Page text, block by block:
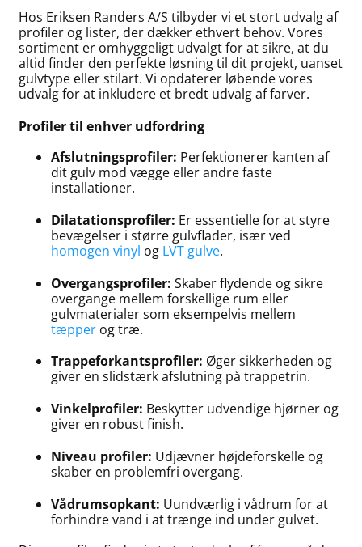
Hos Eriksen Randers A/S tilbyder vi et stort udvalg af
profiler og lister, der dækker ethvert behov. Vores
sortiment er omhyggeligt udvalgt for at sikre, at du
altid finder den perfekte løsning til dit projekt, uanset
gulvtype eller stilart. Vi opdaterer løbende vores
udvalg for at inkludere et bredt udvalg af farver.
Profiler til enhver udfordring
Afslutningsprofiler: Perfektionerer kanten af
dit gulv mod vægge eller andre faste
installationer.
Dilatationsprofiler: Er essentielle for at styre
bevægelser i større gulvflader, især ved
homogen vinyl og LVT gulve.
Overgangsprofiler: Skaber flydende og sikre
overgange mellem forskellige rum eller
gulvmaterialer som eksempelvis mellem
tæpper og træ.
Trappeforkantsprofiler: Øger sikkerheden og
giver en slidstærk afslutning på trappetrin.
Vinkelprofiler: Beskytter udvendige hjørner og
giver en robust finish.
Niveau profiler: Udjævner højdeforskelle og
skaber en problemfri overgang.
Vådrumsopkant: Uundværlig i vådrum for at
forhindre vand i at trænge ind under gulvet.